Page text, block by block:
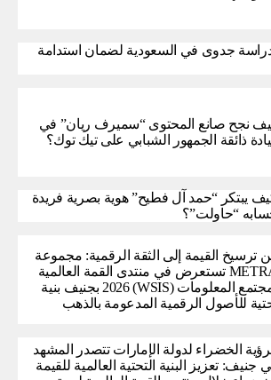
جدوى في السعودية لضمان استدامة
نجح صانع المحتوى “سميرف ريان” في
ذائقة الجمهور الشبابي على تيك توك؟
كيف يبتكر “حمد آل فطيح” هوية بصرية فريدة
“حاولت”؟
ترسيخ القيمة إلى الثقة الرقمية: مجموعة
METRA تستعرض في منتدى القمة العالمية
لمجتمع المعلومات (WSIS) 2026 بجنيف بنية
للأصول الرقمية المدعومة بالذهب
الخضراء لدولة الإمارات تتصدر المشهد
جنيف: تعزيز البنية التحتية العالمية للقيمة